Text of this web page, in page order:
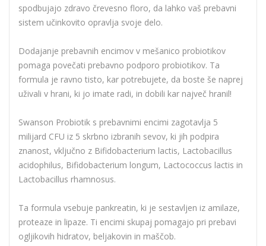
spodbujajo zdravo črevesno floro, da lahko vaš prebavni
sistem učinkovito opravlja svoje delo.
Dodajanje prebavnih encimov v mešanico probiotikov
pomaga povečati prebavno podporo probiotikov. Ta
formula je ravno tisto, kar potrebujete, da boste še naprej
uživali v hrani, ki jo imate radi, in dobili kar največ hranil!
Swanson Probiotik s prebavnimi encimi zagotavlja 5
milijard CFU iz 5 skrbno izbranih sevov, ki jih podpira
znanost, vključno z Bifidobacterium lactis, Lactobacillus
acidophilus, Bifidobacterium longum, Lactococcus lactis in
Lactobacillus rhamnosus.
Ta formula vsebuje pankreatin, ki je sestavljen iz amilaze,
proteaze in lipaze. Ti encimi skupaj pomagajo pri prebavi
ogljikovih hidratov, beljakovin in maščob.